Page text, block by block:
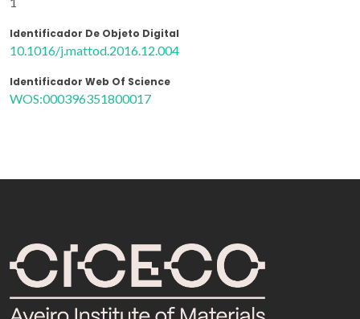
Identificador De Objeto Digital
10.1016/j.mattod.2016.12.004
Identificador Web Of Science
WOS:000396351800017